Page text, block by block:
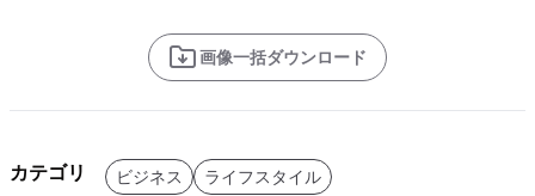
画像一括ダウンロード
カテゴリ ビジネス ライフスタイル